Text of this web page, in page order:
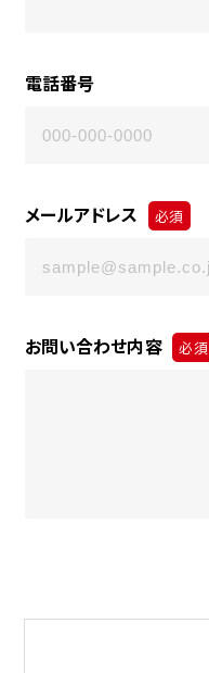
電話番号
メールアドレス 必須
お問い合わせ内容 必須